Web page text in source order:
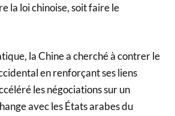
la loi chinoise, soit faire le
la Chine a cherché à contrer le
en renforçant ses liens
les négociations sur un
avec les États arabes du